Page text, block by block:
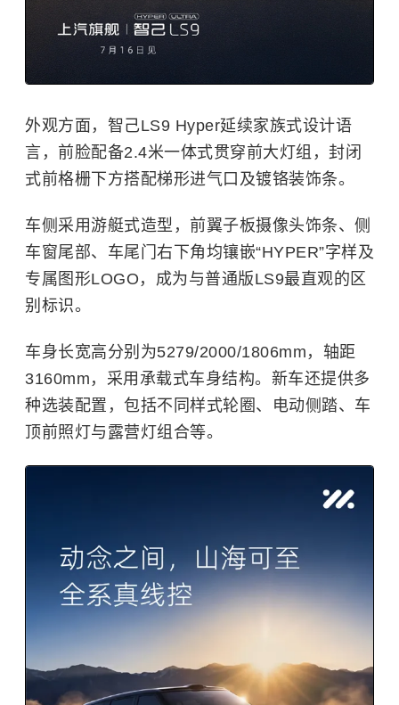
外观方面，智己LS9 Hyper延续家族式设计语
言，前脸配备2.4米一体式贯穿前大灯组，封闭
式前格栅下方搭配梯形进气口及镀铬装饰条。
车侧采用游艇式造型，前翼子板摄像头饰条、侧
车窗尾部、车尾门右下角均镶嵌“HYPER”字样及
专属图形LOGO，成为与普通版LS9最直观的区
别标识。
车身长宽高分别为5279/2000/1806mm，轴距
3160mm，采用承载式车身结构。新车还提供多
种选装配置，包括不同样式轮圈、电动侧踏、车
顶前照灯与露营灯组合等。